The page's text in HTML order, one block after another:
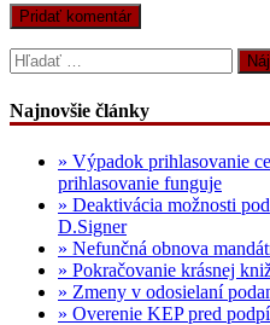
Hľadať:
Najnovšie články
» Výpadok prihlasovanie
prihlasovanie funguje
» Deaktivácia možnosti
D.Signer
» Nefunčná obnova
» Pokračovanie krásnej
» Zmeny v odosielaní
» Overenie KEP pred